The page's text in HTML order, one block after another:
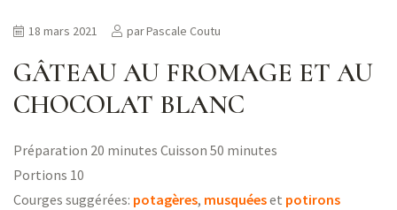
GÂTEAU AU FROMAGE ET AU
CHOCOLAT BLANC
18 mars 2021 parPascale Coutu
Préparation 20 minutes Cuisson 50 minutes
Portions 10
Courges suggérées: potagères, musquéeset potirons